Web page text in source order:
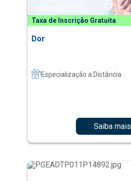
Taxa de Inscrição Gratuita
Dor
Especialização a Distância
Saiba mais